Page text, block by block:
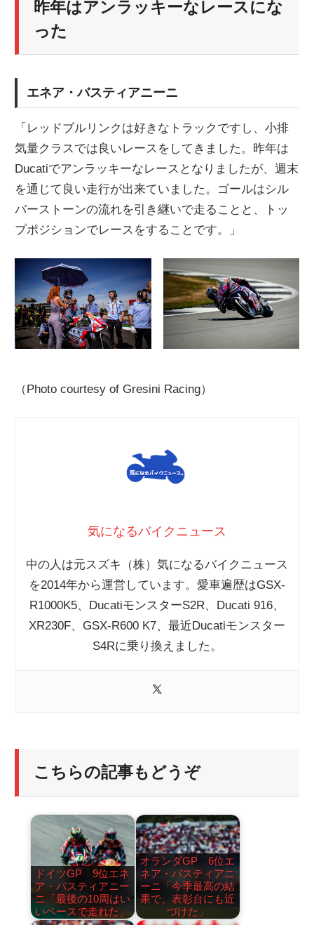
昨年はアンラッキーなレースにな
った
エネア・バスティアニーニ
「レッドブルリンクは好きなトラックですし、小排
気量クラスでは良いレースをしてきました。昨年は
Ducatiでアンラッキーなレースとなりましたが、週末
を通じて良い走行が出来ていました。ゴールはシル
バーストーンの流れを引き継いで走ることと、トッ
プポジションでレースをすることです。」
（Photo courtesy of Gresini Racing）
気になるバイクニュース
中の人は元スズキ（株）気になるバイクニュース
を2014年から運営しています。愛車遍歴はGSX-
R1000K5、DucatiモンスターS2R、Ducati 916、
XR230F、GSX-R600 K7、最近Ducatiモンスター
S4Rに乗り換えました。
こちらの記事もどうぞ
ドイツGP 9位エネ
ア・バスティアニー
ニ「最後の10周はい
いペースで走れた」
オランダGP 6位エ
ネア・バスティアニ
ーニ「今季最高の結
果で、表彰台にも近
づけた」